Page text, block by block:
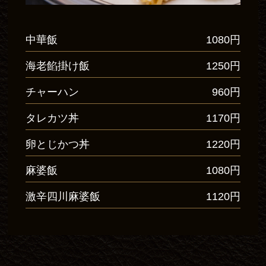
中華飯 1080円
海老餡掛け飯 1250円
チャーハン 960円
タレカツ丼 1170円
卵とじかつ丼 1220円
麻婆飯 1080円
激辛四川麻婆飯 1120円